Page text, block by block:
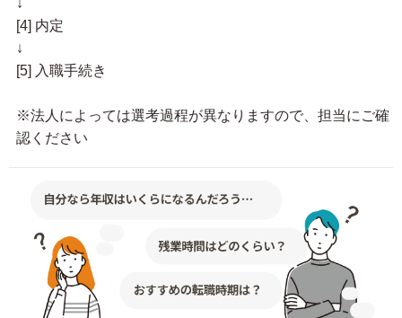
↓
[4] 内定
↓
[5] 入職手続き
※法人によっては選考過程が異なりますので、担当にご確
認ください